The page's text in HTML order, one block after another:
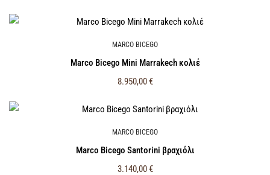
MARCO BICEGO
Marco Bicego Mini Marrakech κολιέ
8.950,00€
MARCO BICEGO
Marco Bicego Santorini βραχιόλι
3.140,00€